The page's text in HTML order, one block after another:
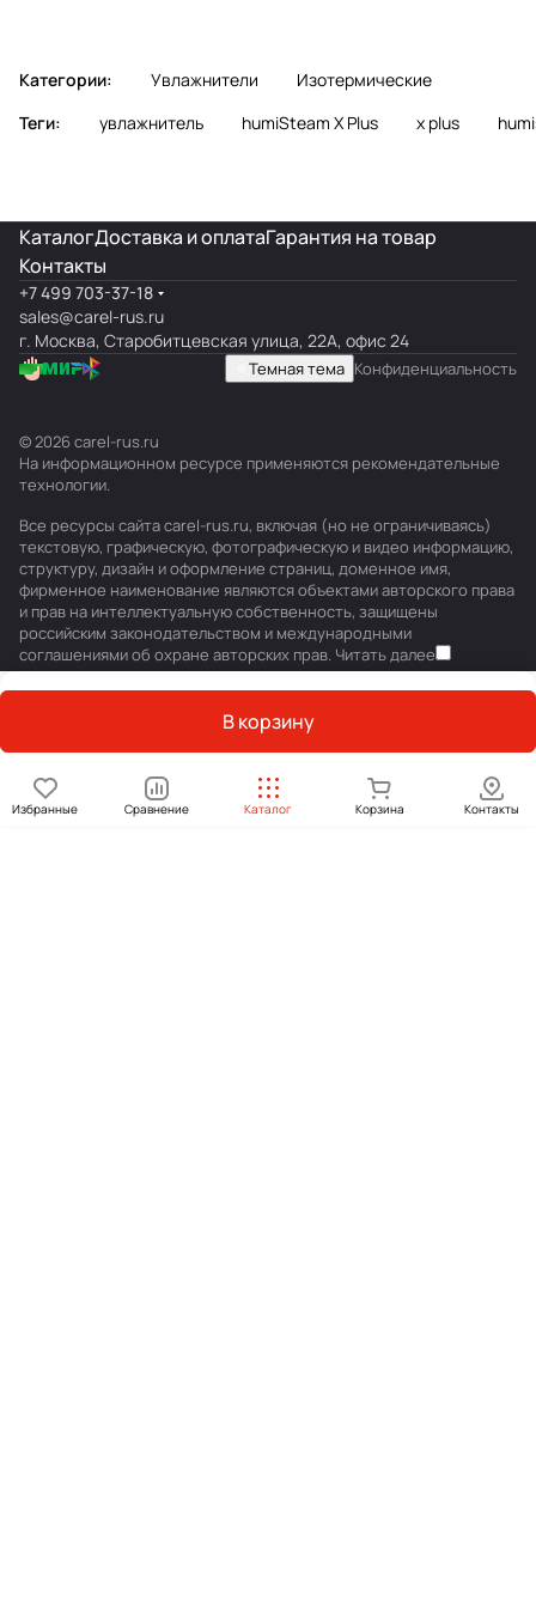
В корзину
Избранные Сравнение Каталог Корзина Контакты
Категории: Увлажнители
Изотермические
Теги:
увлажнитель humiSteam X Plus x plus
КаталогДоставка и оплатаГарантия на товар
Контакты
+7 499 703-37-18
sales@carel-rus.ru
г. Москва, Старобитцевская улица, 22А, офис 24
Темная тема Конфиденциальность
© 2026 carel-rus.ru
На информационном ресурсе применяются рекомендательные
технологии.
Все ресурсы сайта carel-rus.ru, включая (но не ограничиваясь)
текстовую, графическую, фотографическую и видео информацию,
структуру, дизайн и оформление страниц, доменное имя,
фирменное наименование являются объектами авторского права
и прав на интеллектуальную собственность, защищены
российским законодательством и международными
соглашениями об охране авторских прав. Читать далее